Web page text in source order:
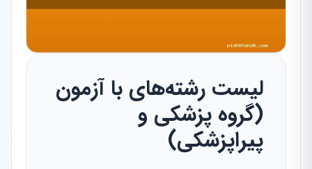
لیست رشته‌های با آزمون
(گروه پزشکی و
پیراپزشکی)